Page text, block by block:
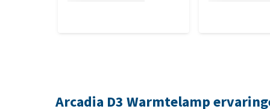
Arcadia D3 Warmtelamp